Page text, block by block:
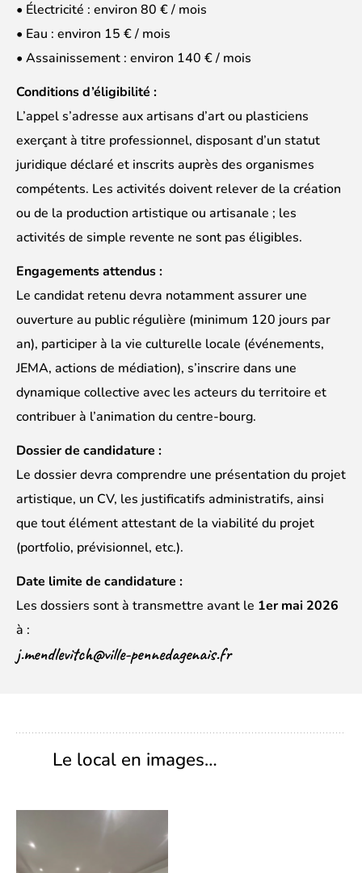
• Électricité : environ 80 € / mois
• Eau : environ 15 € / mois
• Assainissement : environ 140 € / mois
Conditions d’éligibilité :
L’appel s’adresse aux artisans d’art ou plasticiens
exerçant à titre professionnel, disposant d’un statut
juridique déclaré et inscrits auprès des organismes
compétents. Les activités doivent relever de la création
ou de la production artistique ou artisanale ; les
activités de simple revente ne sont pas éligibles.
Engagements attendus :
Le candidat retenu devra notamment assurer une
ouverture au public régulière (minimum 120 jours par
an), participer à la vie culturelle locale (événements,
JEMA, actions de médiation), s’inscrire dans une
dynamique collective avec les acteurs du territoire et
contribuer à l’animation du centre-bourg.
Dossier de candidature :
Le dossier devra comprendre une présentation du projet
artistique, un CV, les justificatifs administratifs, ainsi
que tout élément attestant de la viabilité du projet
(portfolio, prévisionnel, etc.).
Date limite de candidature :
Les dossiers sont à transmettre avant le 1er mai 2026
à :
j.mendlevitch@ville-pennedagenais.fr
Le local en images…